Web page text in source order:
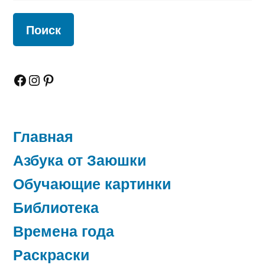
Facebook
Instagram
Pinterest
Главная
Азбука от Заюшки
Обучающие картинки
Библиотека
Времена года
Раскраски